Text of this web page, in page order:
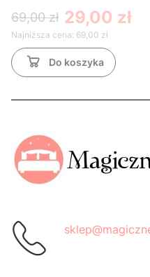
69,00 zł 29,00 zł
Najniższa cena: 69,00 zł
Do koszyka